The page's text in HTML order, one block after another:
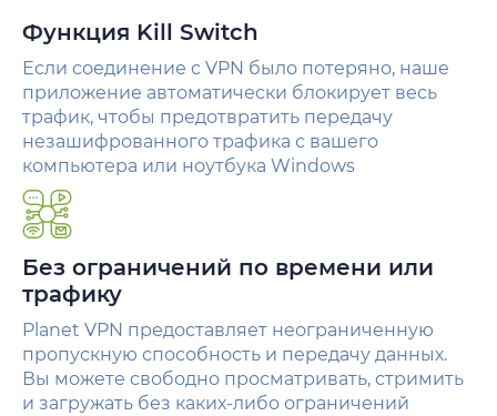
Функция Kill Switch
Если соединение с VPN было потеряно, наше
приложение автоматически блокирует весь
трафик, чтобы предотвратить передачу
незашифрованного трафика с вашего
компьютера или ноутбука Windows
Без ограничений по времени или
трафику
Planet VPN предоставляет неограниченную
пропускную способность и передачу данных.
Вы можете свободно просматривать, стримить
и загружать без каких-либо ограничений